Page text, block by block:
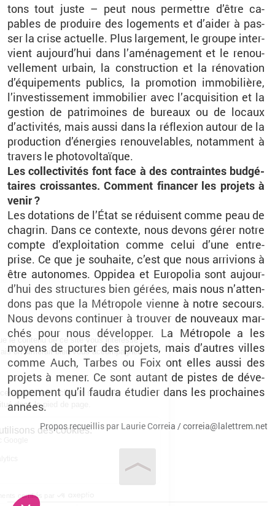
tons tout juste – peut nous per­mettre d’être ca­
pables de pro­duire des lo­ge­ments et d’ai­der à pas­
ser la crise ac­tuelle. Plus lar­ge­ment, le groupe in­ter­
vient au­jour­d’hui dans l’amé­na­ge­ment et le re­nou­
vel­le­ment ur­bain, la construc­tion et la ré­no­va­tion
d’équi­pe­ments pu­blics, la pro­mo­tion im­mo­bi­lière,
l’in­ves­tis­se­ment im­mo­bi­lier avec l’ac­qui­si­tion et la
ges­tion de pa­tri­moines de bu­reaux ou de lo­caux
d’ac­ti­vi­tés, mais aussi dans la ré­flexion au­tour de la
pro­duc­tion d’éner­gies re­nou­ve­lables, no­tam­ment à
tra­vers le pho­to­vol­taïque.
Les col­lec­ti­vi­tés font face à des contraintes bud­gé­
taires crois­santes. Com­ment fi­nan­cer les pro­jets à
venir ?
Les do­ta­tions de l’État se ré­duisent comme peau de
cha­grin. Dans ce contexte, nous de­vons gérer notre
compte d’ex­ploi­ta­tion comme celui d’une en­tre­
prise. Ce que je sou­haite, c’est que nous ar­ri­vions à
être au­to­nomes. Op­pi­dea et Eu­ro­po­lia sont au­jour­
d’hui des struc­tures bien gé­rées, mais nous n’at­ten­
dons pas que la Mé­tro­pole vienne à notre se­cours.
Nous de­vons conti­nuer à trou­ver de nou­veaux mar­
chés pour nous dé­ve­lop­per. La Mé­tro­pole a les
moyens de por­ter des pro­jets, mais d’autres villes
comme Auch, Tarbes ou Foix ont elles aussi des
pro­jets à mener. Ce sont au­tant de pistes de dé­ve­
lop­pe­ment qu’il fau­dra étu­dier dans les pro­chaines
an­nées.
Pro­pos re­cueillis par Lau­rie Cor­reia / cor­reia@​la­let­trem.​net